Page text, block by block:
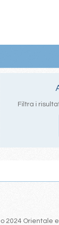
Filtra i
2024 Orientale